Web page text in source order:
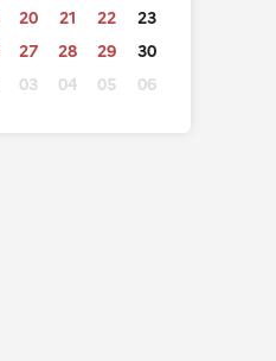
20 21 22
23
27 28 29
30
03 04 05 06